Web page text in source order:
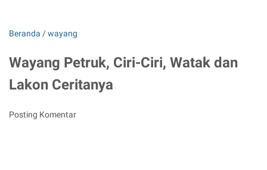
Beranda /wayang
Wayang Petruk, Ciri-Ciri, Watak dan
Lakon Ceritanya
Posting Komentar